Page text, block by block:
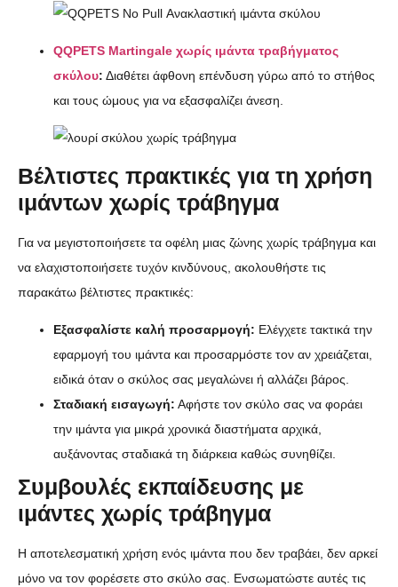
QQPETS Martingale χωρίς ιμάντα τραβήγματος
σκύλου: Διαθέτει άφθονη επένδυση γύρω από το στήθος
και τους ώμους για να εξασφαλίζει άνεση.
Βέλτιστες πρακτικές για τη χρήση
ιμάντων χωρίς τράβηγμα
Για να μεγιστοποιήσετε τα οφέλη μιας ζώνης χωρίς τράβηγμα και
να ελαχιστοποιήσετε τυχόν κινδύνους, ακολουθήστε τις
παρακάτω βέλτιστες πρακτικές:
Εξασφαλίστε καλή προσαρμογή: Ελέγχετε τακτικά την
εφαρμογή του ιμάντα και προσαρμόστε τον αν χρειάζεται,
ειδικά όταν ο σκύλος σας μεγαλώνει ή αλλάζει βάρος.
Σταδιακή εισαγωγή: Αφήστε τον σκύλο σας να φοράει
την ιμάντα για μικρά χρονικά διαστήματα αρχικά,
αυξάνοντας σταδιακά τη διάρκεια καθώς συνηθίζει.
Συμβουλές εκπαίδευσης με
ιμάντες χωρίς τράβηγμα
Η αποτελεσματική χρήση ενός ιμάντα που δεν τραβάει, δεν αρκεί
μόνο να τον φορέσετε στο σκύλο σας. Ενσωματώστε αυτές τις